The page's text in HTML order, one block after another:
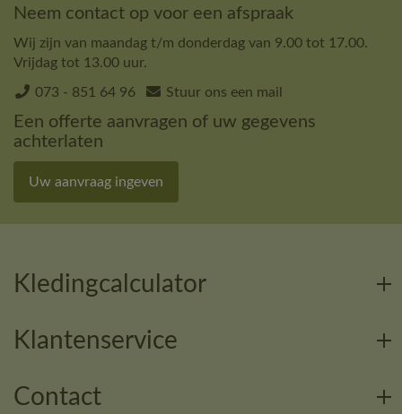
Neem contact op voor een afspraak
Wij zijn van maandag t/m donderdag van 9.00 tot 17.00.
Vrijdag tot 13.00 uur.
073 - 851 64 96 Stuur ons een mail
Een offerte aanvragen of uw gegevens
achterlaten
Uw aanvraag ingeven
Kledingcalculator
Klantenservice
Contact